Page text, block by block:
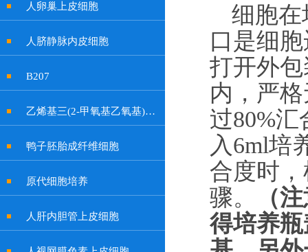
人卵巢上皮细胞
人脐静脉内皮细胞
B207
乙烯基三(2-甲氧基乙氧基)硅烷
鸭子胚胎成纤维细胞
原代细胞培养
人肝内胆管上皮细胞
细胞
口是细
打开外
内，严
过80%
入6ml培
合度时
骤。
（
得培养